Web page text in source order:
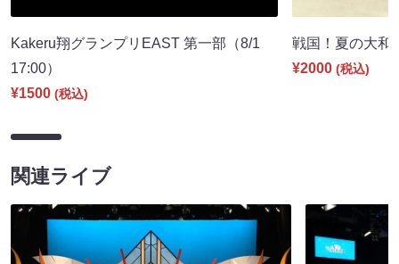
Kakeru翔グランプリEAST 第一部（8/1
17:00）
¥1500 (税込)
戦国！夏の大
¥2000 (税込)
関連ライブ